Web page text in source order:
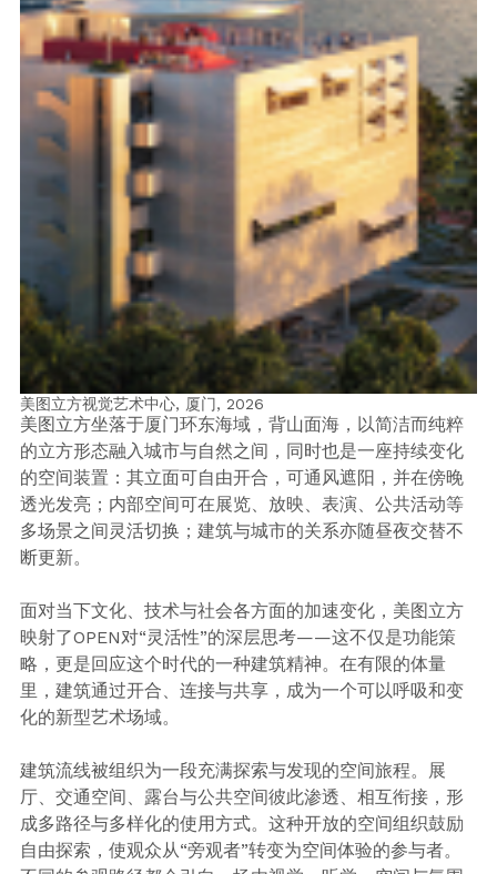
美图立方视觉艺术中心, 厦门, 2026
美图立方坐落于厦门环东海域，背山面海，以简洁而纯粹
的立方形态融入城市与自然之间，同时也是一座持续变化
的空间装置：其立面可自由开合，可通风遮阳，并在傍晚
透光发亮；内部空间可在展览、放映、表演、公共活动等
多场景之间灵活切换；建筑与城市的关系亦随昼夜交替不
断更新。
面对当下文化、技术与社会各方面的加速变化，美图立方
映射了OPEN对“灵活性”的深层思考——这不仅是功能策
略，更是回应这个时代的一种建筑精神。在有限的体量
里，建筑通过开合、连接与共享，成为一个可以呼吸和变
化的新型艺术场域。
建筑流线被组织为一段充满探索与发现的空间旅程。展
厅、交通空间、露台与公共空间彼此渗透、相互衔接，形
成多路径与多样化的使用方式。这种开放的空间组织鼓励
自由探索，使观众从“旁观者”转变为空间体验的参与者。